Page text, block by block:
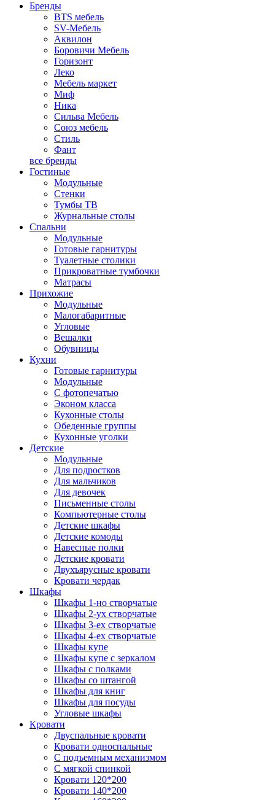
Бренды
BTS мебель
SV-Мебель
Аквилон
Боровичи Мебель
Горизонт
Леко
Мебель маркет
Миф
Ника
Сильва Мебель
Союз мебель
Стиль
Фант
все бренды
Гостиные
Модульные
Стенки
Тумбы ТВ
Журнальные столы
Спальни
Модульные
Готовые гарнитуры
Туалетные столики
Прикроватные тумбочки
Матрасы
Прихожие
Модульные
Малогабаритные
Угловые
Вешалки
Обувницы
Кухни
Готовые гарнитуры
Модульные
С фотопечатью
Эконом класса
Кухонные столы
Обеденные группы
Кухонные уголки
Детские
Модульные
Для подростков
Для мальчиков
Для девочек
Письменные столы
Компьютерные столы
Детские шкафы
Детские комоды
Навесные полки
Детские кровати
Двухъярусные кровати
Кровати чердак
Шкафы
Шкафы 1-но створчатые
Шкафы 2-ух створчатые
Шкафы 3-ех створчатые
Шкафы 4-ех створчатые
Шкафы купе
Шкафы купе с зеркалом
Шкафы с полками
Шкафы со штангой
Шкафы для книг
Шкафы для посуды
Угловые шкафы
Кровати
Двуспальные кровати
Кровати односпальные
С подъемным механизмом
С мягкой спинкой
Кровати 120*200
Кровати 140*200